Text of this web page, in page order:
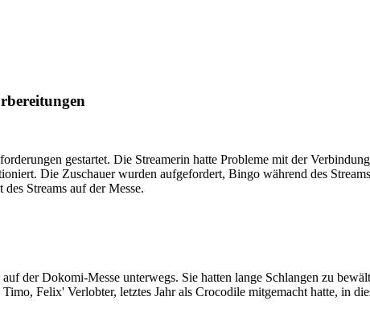
gestartet. Die Streamerin hatte Probleme mit der
Die Zuschauer wurden aufgefordert, Bingo während des
Streams auf der Messe.
der Dokomi-Messe unterwegs. Sie hatten lange Schlangen zu
Felix' Verlobter, letztes Jahr als Crocodile mitgemacht hatte, in